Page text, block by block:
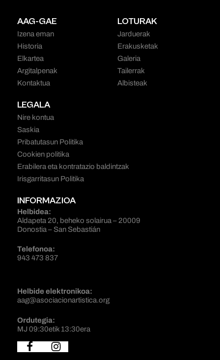
AAG-GAE
Izena eman
Historia
Elkartea
Argitalpenak
Kontaktua
LOTURAK
Jarduerak
Erakusketak
Galeria
Tailerrak
Albisteak
LEGALA
Nire kontua
Saskia
Pribatutasun Politika
Cookien politika
Erabilera eta kontratazio baldintzak
Irisgarritasun Politika
INFORMAZIOA
Helbidea:
Aldapeta 20, beheko solairua – 20009
Donostia – San Sebastián
Telefonoa:
943 473 837
Helbide elektronikoa:
aag@asociacionartistica.org
Ordutegia:
MJ 09:30etik 13:30era